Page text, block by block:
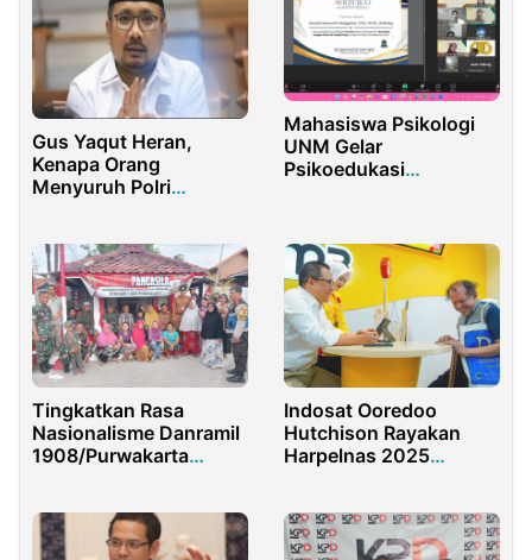
Gus Yaqut Heran,
Kenapa Orang
Menyuruh Polri
Mahasiswa Psikologi
UNM Gelar
Psikoedukasi
Sulsel
Tingkatkan Rasa
Nasionalisme Danramil
1908/Purwakarta
Indosat Ooredoo
Hutchison Rayakan
Harpelnas 2025